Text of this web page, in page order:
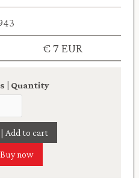
€ 7 EUR
| Quantity
now